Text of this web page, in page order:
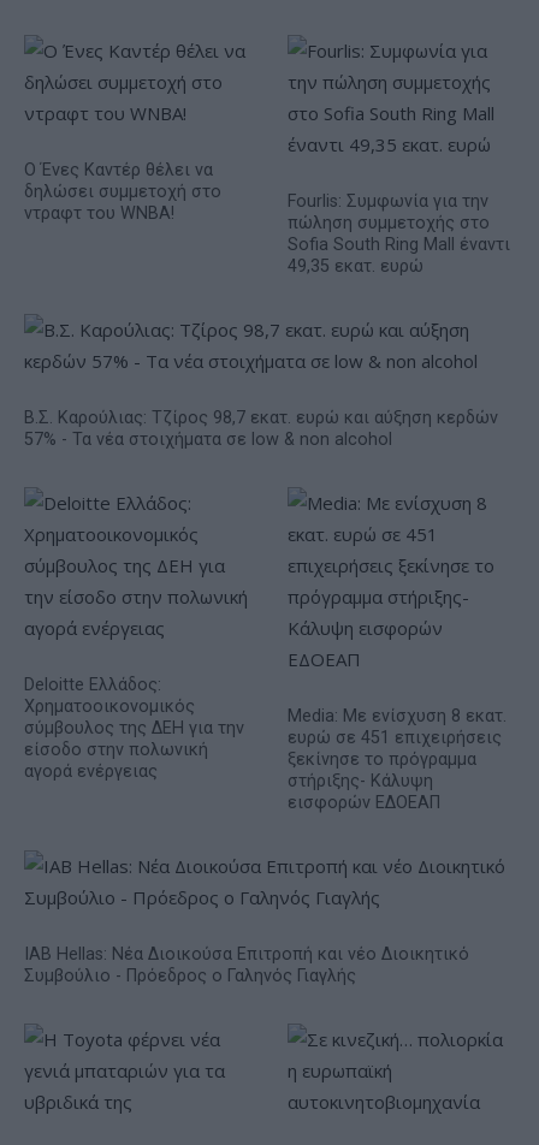
Ο Ένες Καντέρ θέλει να
δηλώσει συμμετοχή στο
ντραφτ του WNBA!
Fourlis: Συμφωνία για την
πώληση συμμετοχής στο
Sofia South Ring Mall έναντι
49,35 εκατ. ευρώ
Β.Σ. Καρούλιας: Τζίρος 98,7 εκατ. ευρώ και αύξηση κερδών
57% - Τα νέα στοιχήματα σε low & non alcohol
Deloitte Ελλάδος:
Χρηματοοικονομικός
σύμβουλος της ΔΕΗ για την
είσοδο στην πολωνική
αγορά ενέργειας
Media: Με ενίσχυση 8 εκατ.
ευρώ σε 451 επιχειρήσεις
ξεκίνησε το πρόγραμμα
στήριξης- Κάλυψη
εισφορών ΕΔΟΕΑΠ
IAB Hellas: Νέα Διοικούσα Επιτροπή και νέο Διοικητικό
Συμβούλιο - Πρόεδρος ο Γαληνός Γιαγλής